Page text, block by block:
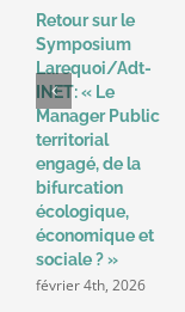
Retour sur le
Symposium
Larequoi/Adt-
INET: « Le
Manager Public
territorial
engagé, de la
bifurcation
écologique,
économique et
sociale ? »
février 4th, 2026